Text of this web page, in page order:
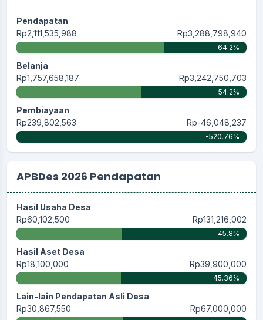
Pendapatan
Rp2,111,535,988
Rp3,288,798,940
64.2%
Belanja
Rp1,757,658,187
Rp3,242,750,703
54.2%
Pembiayaan
Rp239,802,563
Rp-46,048,237
-520.76%
APBDes 2026 Pendapatan
Hasil Usaha Desa
Rp60,102,500
Rp131,216,002
45.8%
Hasil Aset Desa
Rp18,100,000
Rp39,900,000
45.36%
Lain-lain Pendapatan Asli Desa
Rp30,867,550
Rp67,000,000